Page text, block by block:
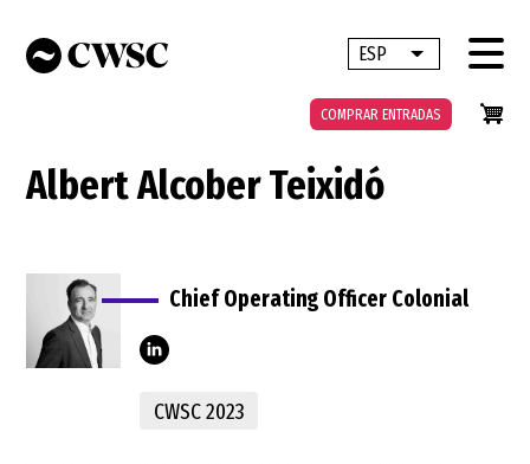
contenido
ESP Lista adicional
COMPRAR ENTRADAS
Albert Alcober Teixidó
Chief Operating Officer Colonial
teixid%C3%B3-
CWSC 2023